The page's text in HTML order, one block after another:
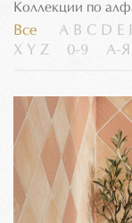
Коллекции по
Все A B C D E
X Y Z 0-9 А-Я